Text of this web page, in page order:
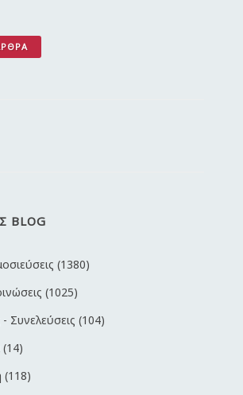
BLOG
(1380)
(1025)
Συνελεύσεις (104)
(118)